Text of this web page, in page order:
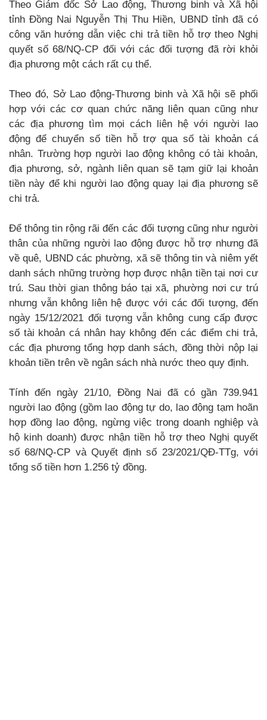
Theo Giám đốc Sở Lao động, Thương binh và Xã hội
tỉnh Đồng Nai Nguyễn Thị Thu Hiền, UBND tỉnh đã có
công văn hướng dẫn việc chi trả tiền hỗ trợ theo Nghị
quyết số 68/NQ-CP đối với các đối tượng đã rời khỏi
địa phương một cách rất cụ thể.
Theo đó, Sở Lao động-Thương binh và Xã hội sẽ phối
hợp với các cơ quan chức năng liên quan cũng như
các địa phương tìm mọi cách liên hệ với người lao
động để chuyển số tiền hỗ trợ qua số tài khoản cá
nhân. Trường hợp người lao động không có tài khoản,
địa phương, sở, ngành liên quan sẽ tạm giữ lại khoản
tiền này để khi người lao động quay lại địa phương sẽ
chi trả.
Để thông tin rộng rãi đến các đối tượng cũng như người
thân của những người lao động được hỗ trợ nhưng đã
về quê, UBND các phường, xã sẽ thông tin và niêm yết
danh sách những trường hợp được nhận tiền tại nơi cư
trú. Sau thời gian thông báo tại xã, phường nơi cư trú
nhưng vẫn không liên hệ được với các đối tượng, đến
ngày 15/12/2021 đối tượng vẫn không cung cấp được
số tài khoản cá nhân hay không đến các điểm chi trả,
các địa phương tổng hợp danh sách, đồng thời nộp lại
khoản tiền trên về ngân sách nhà nước theo quy định.
Tính đến ngày 21/10, Đồng Nai đã có gần 739.941
người lao động (gồm lao động tự do, lao động tạm hoãn
hợp đồng lao động, ngừng việc trong doanh nghiệp và
hộ kinh doanh) được nhận tiền hỗ trợ theo Nghị quyết
số 68/NQ-CP và Quyết định số 23/2021/QĐ-TTg, với
tổng số tiền hơn 1.256 tỷ đồng.